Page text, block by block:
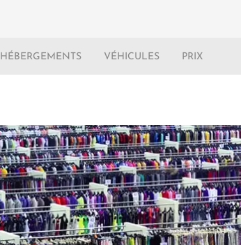
HÉBERGEMENTS VÉHICULES PRIX